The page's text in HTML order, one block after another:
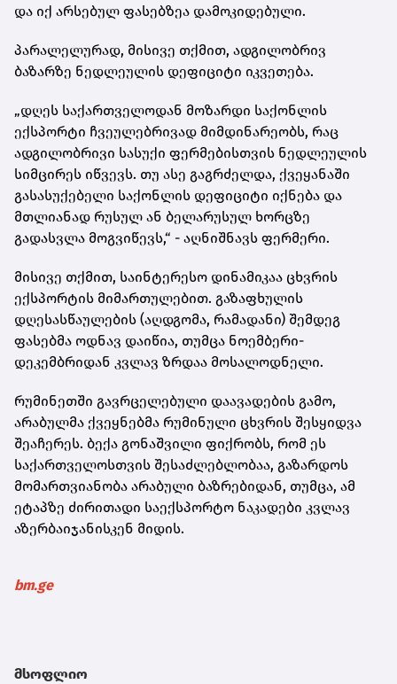
და იქ არსებულ ფასებზეა დამოკიდებული.
პარალელურად, მისივე თქმით, ადგილობრივ
ბაზარზე ნედლეულის დეფიციტი იკვეთება.
„დღეს საქართველოდან მოზარდი საქონლის
ექსპორტი ჩვეულებრივად მიმდინარეობს, რაც
ადგილობრივი სასუქი ფერმებისთვის ნედლეულის
სიმცირეს იწვევს. თუ ასე გაგრძელდა, ქვეყანაში
გასასუქებელი საქონლის დეფიციტი იქნება და
მთლიანად რუსულ ან ბელარუსულ ხორცზე
გადასვლა მოგვიწევს,“ - აღნიშნავს ფერმერი.
მისივე თქმით, საინტერესო დინამიკაა ცხვრის
ექსპორტის მიმართულებით. გაზაფხულის
დღესასწაულების (აღდგომა, რამადანი) შემდეგ
ფასებმა ოდნავ დაიწია, თუმცა ნოემბერი-
დეკემბრიდან კვლავ ზრდაა მოსალოდნელი.
რუმინეთში გავრცელებული დაავადების გამო,
არაბულმა ქვეყნებმა რუმინული ცხვრის შესყიდვა
შეაჩერეს. ბექა გონაშვილი ფიქრობს, რომ ეს
საქართველოსთვის შესაძლებლობაა, გაზარდოს
მომართვიანობა არაბული ბაზრებიდან, თუმცა, ამ
ეტაპზე ძირითადი საექსპორტო ნაკადები კვლავ
აზერბაიჯანისკენ მიდის.
bm.ge
მსოფლიო